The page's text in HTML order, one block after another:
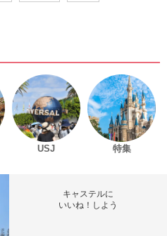
USJ 特集
キャステルに
いいね！しよう